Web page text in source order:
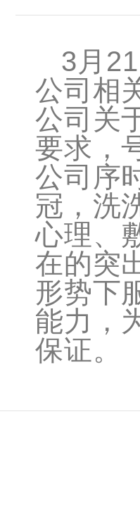
3月
公司相
公司关
要求，
公司序
冠，洗
心理、
在的突
形势下
能力，
保证。